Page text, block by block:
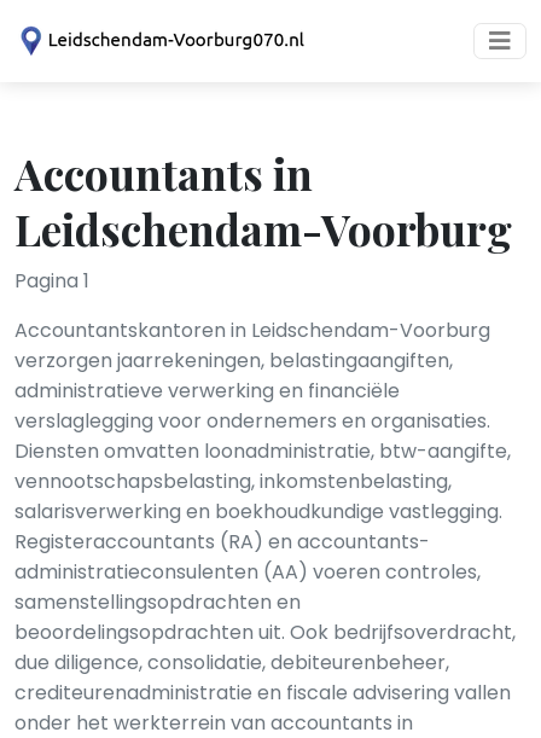
Accountants in
Leidschendam-Voorburg
Pagina 1
Accountantskantoren in Leidschendam-Voorburg
verzorgen jaarrekeningen, belastingaangiften,
administratieve verwerking en financiële
verslaglegging voor ondernemers en organisaties.
Diensten omvatten loonadministratie, btw-aangifte,
vennootschapsbelasting, inkomstenbelasting,
salarisverwerking en boekhoudkundige vastlegging.
Registeraccountants (RA) en accountants-
administratieconsulenten (AA) voeren controles,
samenstellingsopdrachten en
beoordelingsopdrachten uit. Ook bedrijfsoverdracht,
due diligence, consolidatie, debiteurenbeheer,
crediteurenadministratie en fiscale advisering vallen
onder het werkterrein van accountants in